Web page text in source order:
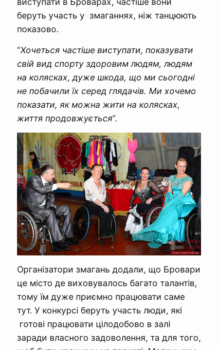
беруть участь у змаганнях, ніж танцюють
показово.
“Хочеться частіше виступати, показувати
свій вид спорту здоровим людям, людям
на колясках, дуже шкода, що ми сьогодні
не побачили їх серед глядачів. Ми хочемо
показати, як можна жити на колясках,
життя продовжується”.
Організатори змагань додали, що Бровари
це місто де виховувалось багато талантів,
тому їм дуже приємно працювати саме
тут. У конкурсі беруть участь люди, які
готові працювати цілодобово в залі
заради власного задоволення, та для того,